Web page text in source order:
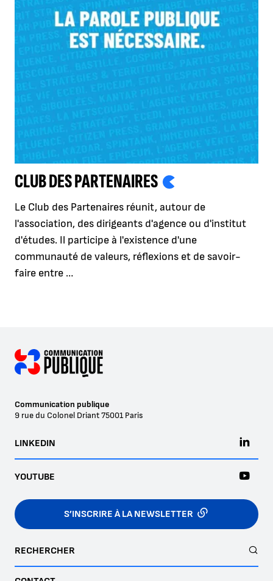
CLUB DES PARTENAIRES
Le Club des Partenaires réunit, autour de
l'association, des dirigeants d'agence ou d'institut
d'études. Il participe à l'existence d'une
communauté de valeurs, réflexions et de savoir-
faire entre …
Communication publique
9 rue du Colonel Driant75001 Paris
S’INSCRIRE À LA NEWSLETTER
LINKEDIN
YOUTUBE
RECHERCHER